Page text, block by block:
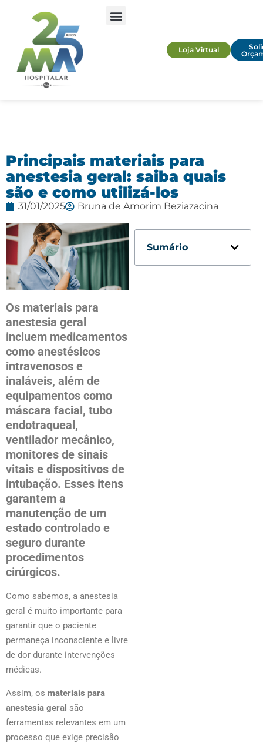
Loja Virtual
Principais materiais para
anestesia geral: saiba quais
são e como utilizá-los
31/01/2025 Bruna de Amorim Beziazacina
Os materiais para
anestesia geral
incluem medicamentos
como anestésicos
intravenosos e
inaláveis, além de
equipamentos como
máscara facial, tubo
endotraqueal,
ventilador mecânico,
monitores de sinais
vitais e dispositivos de
intubação. Esses itens
garantem a
manutenção de um
estado controlado e
seguro durante
procedimentos
cirúrgicos.
Como sabemos, a anestesia
geral é muito importante para
garantir que o paciente
permaneça inconsciente e livre
de dor durante intervenções
médicas.
Assim, os materiais para
anestesia geral são
ferramentas relevantes em um
processo que exige precisão
Sumário